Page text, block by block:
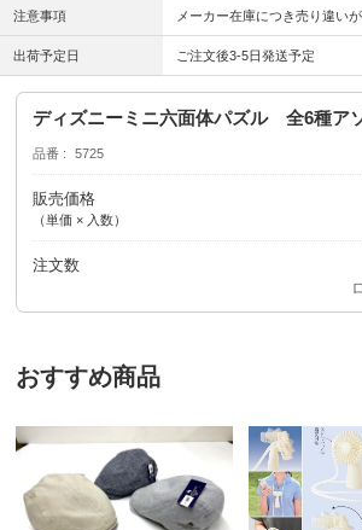
注意事項 メーカー在庫につき売り違い
出荷予定日 ご注文後3-5日発送予定
ディズニーミニ六面体パズル 全6種ア
品番 5725
販売価格
（単価 × 入数）
注文数
おすすめ商品